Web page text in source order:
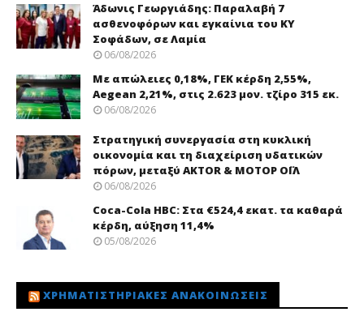
Άδωνις Γεωργιάδης: Παραλαβή 7
ασθενοφόρων και εγκαίνια του ΚΥ
Σοφάδων, σε Λαμία
06/08/2026
Με απώλειες 0,18%, ΓΕΚ κέρδη 2,55%,
Aegean 2,21%, στις 2.623 μον. τζίρο 315 εκ.
06/08/2026
Στρατηγική συνεργασία στη κυκλική
οικονομία και τη διαχείριση υδατικών
πόρων, μεταξύ AKTOR & ΜΟΤΟΡ ΟΪΛ
06/08/2026
Coca-Cola HBC: Στα €524,4 εκατ. τα καθαρά
κέρδη, αύξηση 11,4%
05/08/2026
ΧΡΗΜΑΤΙΣΤΗΡΙΑΚΈΣ ΑΝΑΚΟΙΝΏΣΕΙΣ